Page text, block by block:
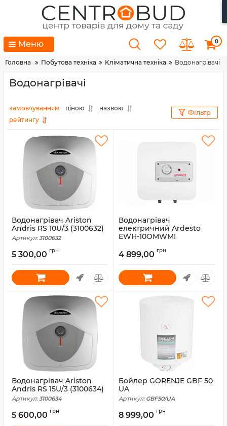
Меню 0
Головна Побутова техніка Кліматична техніка Водонагрівачі
Водонагрівачі
замовчуванням ціною
назвою
рейтингу
Фільтр
Водонагрівач Ariston
Andris RS 10U/3 (3100632)
Артикул: 3100632
5 300,00 грн
Водонагрівач
електричний Ardesto
EWH-10OMWMI
4 899,00 грн
Водонагрівач Ariston
Andris RS 15U/3 (3100634)
Артикул: 3100634
5 600,00 грн
Бойлер GORENJE GBF 50
UA
Артикул: GBF50/UA
8 999,00 грн